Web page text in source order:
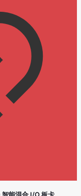
能混合 I/O 板卡